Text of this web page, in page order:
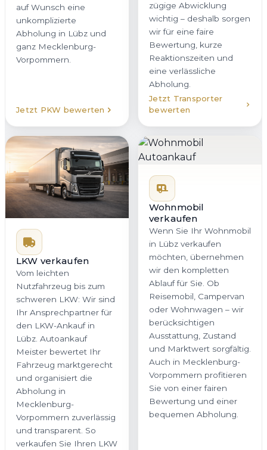
auf Wunsch eine
unkomplizierte
Abholung in Lübz und
ganz Mecklenburg-
Vorpommern.
Jetzt PKW bewerten
zügige Abwicklung
wichtig – deshalb sorgen
wir für eine faire
Bewertung, kurze
Reaktionszeiten und
eine verlässliche
Abholung.
Jetzt Transporter
bewerten
LKW verkaufen
Vom leichten
Nutzfahrzeug bis zum
schweren LKW: Wir sind
Ihr Ansprechpartner für
den LKW-Ankauf in
Lübz. Autoankauf
Meister bewertet Ihr
Fahrzeug marktgerecht
und organisiert die
Abholung in
Mecklenburg-
Vorpommern zuverlässig
und transparent. So
verkaufen Sie Ihren LKW
Wohnmobil
verkaufen
Wenn Sie Ihr Wohnmobil
in Lübz verkaufen
möchten, übernehmen
wir den kompletten
Ablauf für Sie. Ob
Reisemobil, Campervan
oder Wohnwagen – wir
berücksichtigen
Ausstattung, Zustand
und Marktwert sorgfältig.
Auch in Mecklenburg-
Vorpommern profitieren
Sie von einer fairen
Bewertung und einer
bequemen Abholung.